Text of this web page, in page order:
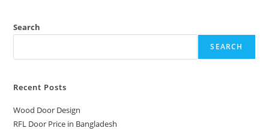
Search
SEARCH
Recent Posts
Wood Door Design
RFL Door Price in Bangladesh